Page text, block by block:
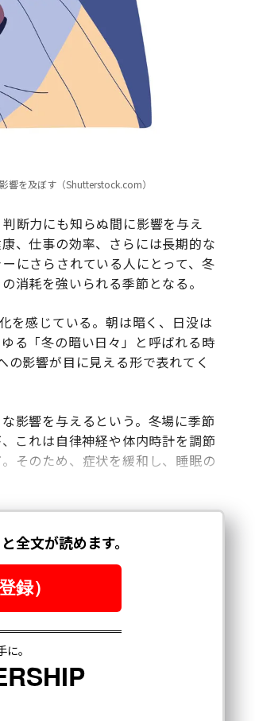
響を及ぼす（Shutterstock.com）
断力にも知らぬ間に影響を与え
、仕事の効率、さらには長期的な
にさらされている人にとって、冬
消耗を強いられる季節となる。
を感じている。朝は暗く、日没は
る「冬の暗い日々」と呼ばれる時
影響が目に見える形で表れてく
影響を与えるという。冬場に季節
これは自律神経や体内時計を調節
そのため、症状を緩和し、睡眠の